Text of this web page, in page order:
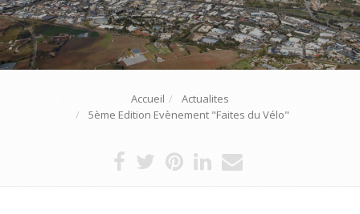
Accueil
Actualites
5ème Edition Evènement "Faites du Vélo"